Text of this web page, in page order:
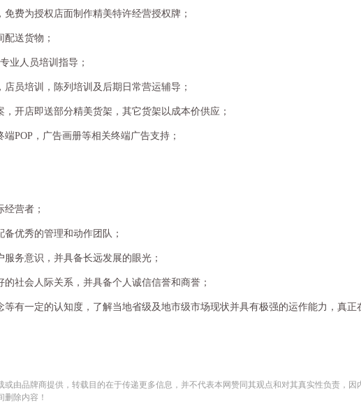
费为授权店面制作精美特许经营授权牌；
送货物；
业人员培训指导；
员培训，陈列培训及后期日常营运辅导；
开店即送部分精美货架，其它货架以成本价供应；
POP，广告画册等相关终端广告支持；
营者；
优秀的管理和动作团队；
务意识，并具备长远发展的眼光；
社会人际关系，并具备个人诚信信誉和商誉；
等有一定的认知度，了解当地省级及地市级市场现状并具有极强的运作能力，真正
或由品牌商提供，转载目的在于传递更多信息，并不代表本网赞同其观点和对其真实性负责，因
删除内容！